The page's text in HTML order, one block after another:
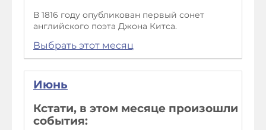
В 1816 году опубликован первый сонет
английского поэта Джона Китса.
Выбрать этот месяц
Июнь
Кстати, в этом месяце произошли
события: